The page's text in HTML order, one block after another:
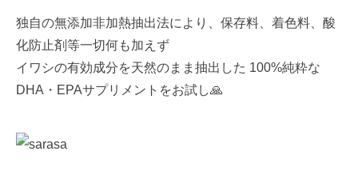
独自の無添加非加熱抽出法により、保存料、着色料、酸
化防止剤等一切何も加えず
イワシの有効成分を天然のまま抽出した 100%純粋な
DHA・EPAサプリメントをお試し🙏